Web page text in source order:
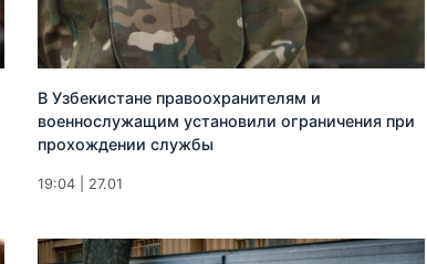
В Узбекистане правоохранителям и
военнослужащим установили ограничения при
прохождении службы
19:04 | 27.01